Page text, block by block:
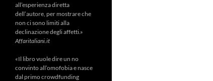
all’esperienza diretta
dell’autore, per mostrare che
non ci sono limiti alla
declinazione degli affetti.»
Affaritaliani.it
«Il libro vuole dire un no
convinto all’omofobia e nasce
dal primo crowdfunding